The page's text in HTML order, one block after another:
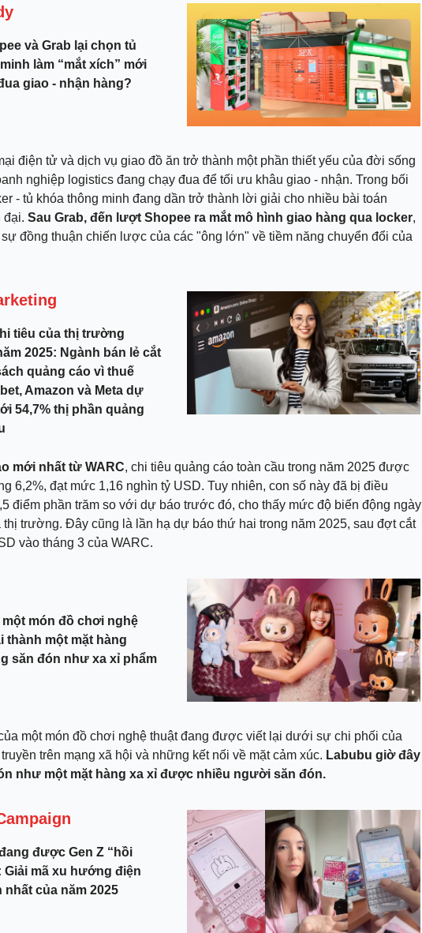
và Grab lại chọn tủ
làm “mắt xích” mới
giao - nhận hàng?
điện tử và dịch vụ giao đồ ăn trở thành một phần thiết yếu của đời sống
nghiệp logistics đang chạy đua để tối ưu khâu giao - nhận. Trong bối
- tủ khóa thông minh đang dần trở thành lời giải cho nhiều bài toán
đại. Sau Grab, đến lượt Shopee ra mắt mô hình giao hàng qua locker,
đồng thuận chiến lược của các "ông lớn" về tiềm năng chuyển đổi của
tiêu của thị trường
2025: Ngành bán lẻ cắt
quảng cáo vì thuế
Amazon và Meta dự
54,7% thị phần quảng
mới nhất từ WARC, chi tiêu quảng cáo toàn cầu trong năm 2025 được
6,2%, đạt mức 1,16 nghìn tỷ USD. Tuy nhiên, con số này đã bị điều
điểm phần trăm so với dự báo trước đó, cho thấy mức độ biến động ngày
trường. Đây cũng là lần hạ dự báo thứ hai trong năm 2025, sau đợt cắt
vào tháng 3 của WARC.
món đồ chơi nghệ
thành một mặt hàng
săn đón như xa xỉ phẩm
một món đồ chơi nghệ thuật đang được viết lại dưới sự chi phối của
trên mạng xã hội và những kết nối về mặt cảm xúc. Labubu giờ đây
như một mặt hàng xa xỉ được nhiều người săn đón.
được Gen Z “hồi
Giải mã xu hướng điện
nhất của năm 2025